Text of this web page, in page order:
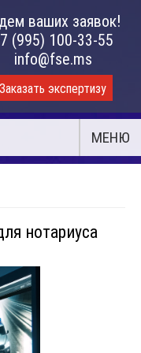
ваших заявок!
(995) 100-33-55
info@fse.ms
Заказать экспертизу
МЕНЮ
нотариуса